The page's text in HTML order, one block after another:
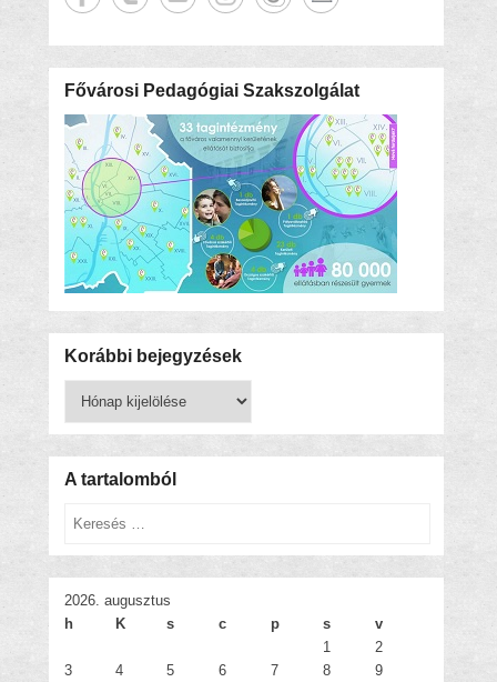
Fővárosi Pedagógiai Szakszolgálat
Korábbi bejegyzések
bejegyzések
A tartalomból
Keresés
2026. augusztus
h
K s c p s
v
1
2
3
4 5 6 7 8 9